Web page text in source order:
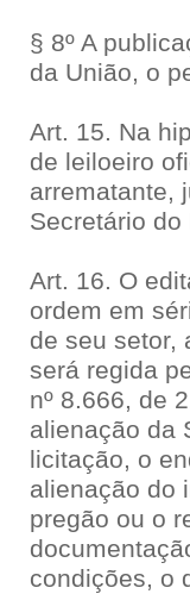
§ 8º A
da União, o
Art. 15. Na
de leiloeiro
arrematante,
Secretário do
Art. 16. O
ordem em
de seu setor,
será regida
nº 8.666, de
alienação da
licitação, o
alienação do
pregão ou o
condições, o